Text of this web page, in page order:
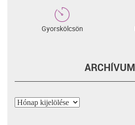
Gyorskölcsön
ARCHÍVUM
Archívum